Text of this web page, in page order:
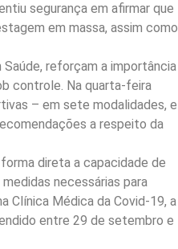
segurança em afirmar que
em massa, assim como
reforçam a importância
controle. Na quarta-feira
– em sete modalidades, e
a respeito da
direta a capacidade de
necessárias para
Clínica Médica da Covid-19, a
entre 29 de setembro e